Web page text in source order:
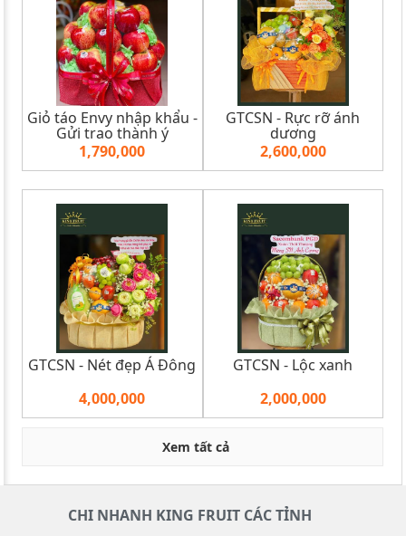
Giỏ táo Envy nhập khẩu -
Gửi trao thành ý
1,790,000
GTCSN - Rực rỡ ánh
dương
2,600,000
GTCSN - Nét đẹp Á Đông
4,000,000
GTCSN - Lộc xanh
2,000,000
Xem tất cả
CHI NHANH KING FRUIT CÁC TỈNH